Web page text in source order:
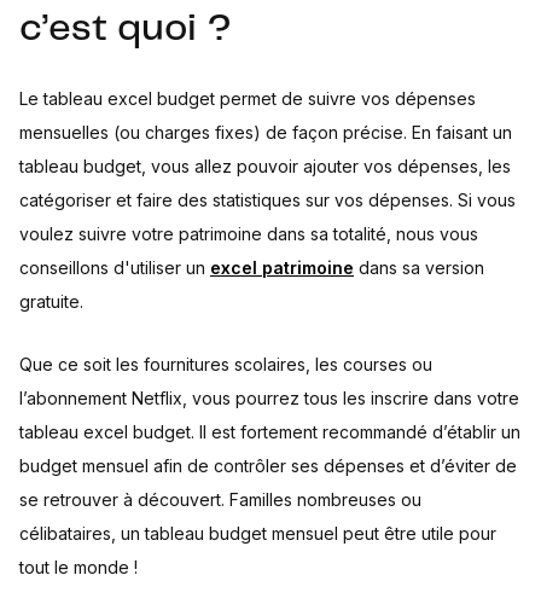
c’est quoi ?
Le tableau excel budget permet de suivre vos dépenses
mensuelles (ou charges fixes) de façon précise. En faisant un
tableau budget, vous allez pouvoir ajouter vos dépenses, les
catégoriser et faire des statistiques sur vos dépenses. Si vous
voulez suivre votre patrimoine dans sa totalité, nous vous
conseillons d'utiliser un excel patrimoine dans sa version
gratuite.
Que ce soit les fournitures scolaires, les courses ou
l’abonnement Netflix, vous pourrez tous les inscrire dans votre
tableau excel budget. Il est fortement recommandé d’établir un
budget mensuel afin de contrôler ses dépenses et d’éviter de
se retrouver à découvert. Familles nombreuses ou
célibataires, un tableau budget mensuel peut être utile pour
tout le monde !